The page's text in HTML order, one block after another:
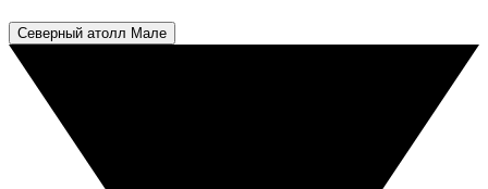
Северный атолл Мале